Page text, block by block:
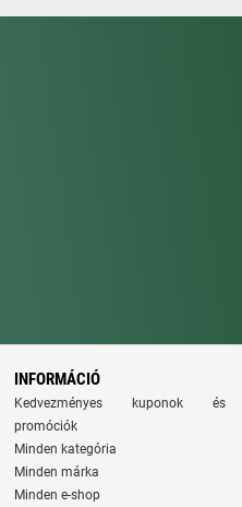
INFORMÁCIÓ
Kedvezményes kuponok és
promóciók
Minden kategória
Minden márka
Minden e-shop